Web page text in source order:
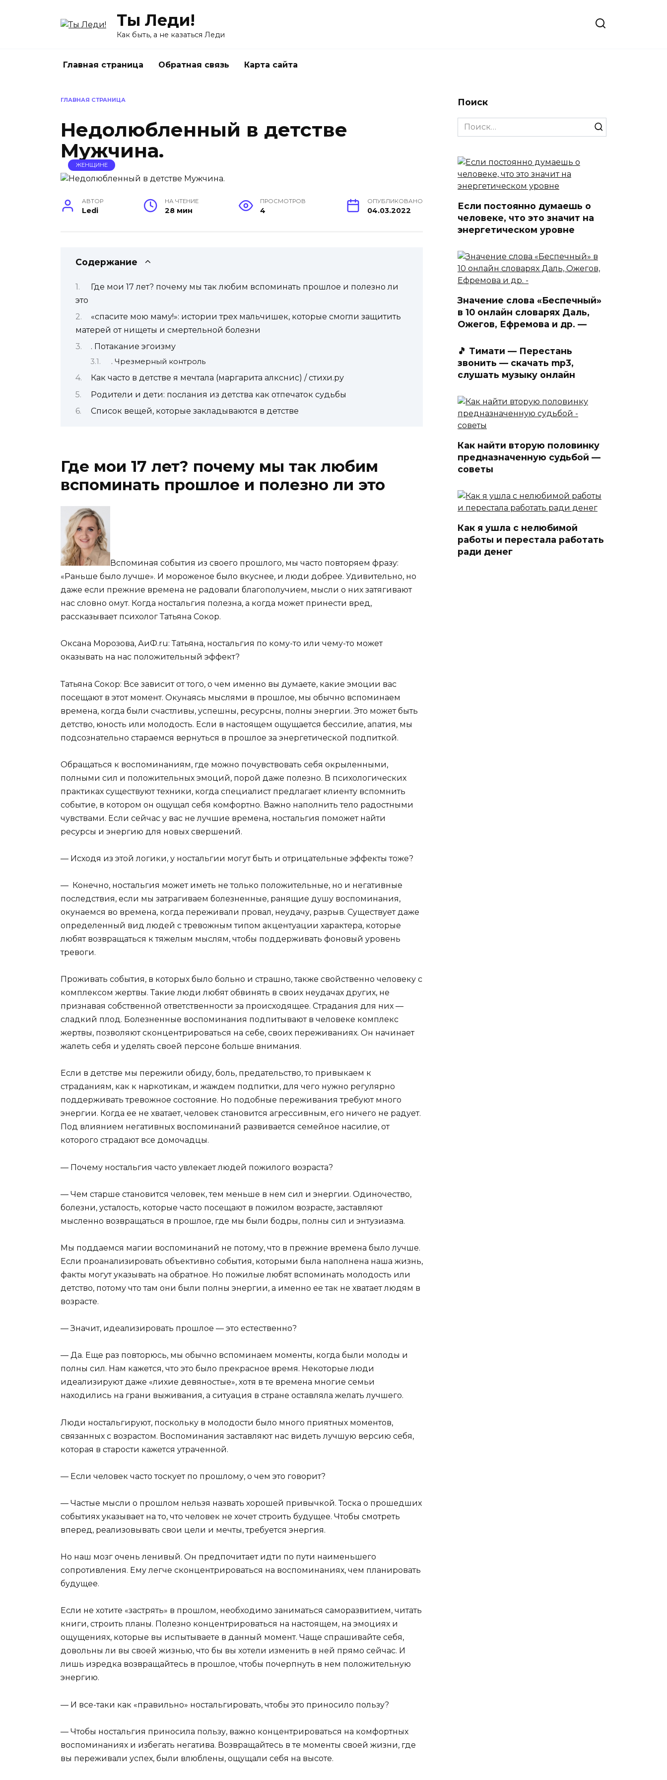
Ты Леди!
Как быть, а не казаться Леди
Главная страница Обратная связь Карта сайта
ГЛАВНАЯ СТРАНИЦА
Недолюбленный в детстве
Мужчина.
ЖЕНЩИНЕ
АВТОР
Ledi
НА ЧТЕНИЕ
28 мин
ПРОСМОТРОВ
4
ОПУБЛИКОВАНО
04.03.2022
Содержание
Где мои 17 лет? почему мы так любим вспоминать прошлое и полезно ли
это
«спасите мою маму!»: истории трех мальчишек, которые смогли защитить
матерей от нищеты и смертельной болезни
. Потакание эгоизму
. Чрезмерный контроль
Как часто в детстве я мечтала (маргарита алкснис) / стихи.ру
Родители и дети: послания из детства как отпечаток судьбы
Список вещей, которые закладываются в детстве
Где мои 17 лет? почему мы так любим
вспоминать прошлое и полезно ли это
Вспоминая события из своего прошлого, мы часто повторяем фразу:
«Раньше было лучше». И мороженое было вкуснее, и люди добрее. Удивительно, но
даже если прежние времена не радовали благополучием, мысли о них затягивают
нас словно омут. Когда ностальгия полезна, а когда может принести вред,
рассказываетпсихолог Татьяна Сокор.
Оксана Морозова, АиФ.ru: Татьяна, ностальгия по кому-то или чему-то может
оказывать на нас положительный эффект?
Татьяна Сокор: Все зависит от того, о чем именно вы думаете, какие эмоции вас
посещают в этот момент. Окунаясь мыслями в прошлое, мы обычно вспоминаем
времена, когда были счастливы, успешны, ресурсны, полны энергии. Это может быть
детство, юность или молодость. Если в настоящем ощущается бессилие, апатия, мы
подсознательно стараемся вернуться в прошлое за энергетической подпиткой.
Обращаться к воспоминаниям, где можно почувствовать себя окрыленными,
полными сил и положительных эмоций, порой даже полезно. В психологических
практиках существуют техники, когда специалист предлагает клиенту вспомнить
событие, в котором он ощущал себя комфортно. Важно наполнить тело радостными
чувствами. Если сейчас у вас не лучшие времена, ностальгия поможет найти
ресурсы и энергию для новых свершений.
— Исходя из этой логики, у ностальгии могут быть и отрицательные эффекты тоже?
— Конечно, ностальгия может иметь не только положительные, но и негативные
последствия, если мы затрагиваем болезненные, ранящие душу воспоминания,
окунаемся во времена, когда переживали провал, неудачу, разрыв. Существует даже
определенный вид людей с тревожным типом акцентуации характера, которые
любят возвращаться к тяжелым мыслям, чтобы поддерживать фоновый уровень
тревоги.
Проживать события, в которых было больно и страшно, также свойственно человеку с
комплексом жертвы. Такие люди любят обвинять в своих неудачах других, не
признавая собственной ответственности за происходящее. Страдания для них —
сладкий плод. Болезненные воспоминания подпитывают в человеке комплекс
жертвы, позволяют сконцентрироваться на себе, своих переживаниях. Он начинает
жалеть себя и уделять своей персоне больше внимания.
Если в детстве мы пережили обиду, боль, предательство, то привыкаем к
страданиям, как к наркотикам, и жаждем подпитки, для чего нужно регулярно
поддерживать тревожное состояние. Но подобные переживания требуют много
энергии. Когда ее не хватает, человек становится агрессивным, его ничего не радует.
Под влиянием негативных воспоминаний развивается семейное насилие, от
которого страдают все домочадцы.
— Почему ностальгия часто увлекает людей пожилого возраста?
— Чем старше становится человек, тем меньше в нем сил и энергии. Одиночество,
болезни, усталость, которые часто посещают в пожилом возрасте, заставляют
мысленно возвращаться в прошлое, где мы были бодры, полны сил и энтузиазма.
Мы поддаемся магии воспоминаний не потому, что в прежние времена было лучше.
Если проанализировать объективно события, которыми была наполнена наша жизнь,
факты могут указывать на обратное. Но пожилые любят вспоминать молодость или
детство, потому что там они были полны энергии, а именно ее так не хватает людям в
возрасте.
— Значит, идеализировать прошлое — это естественно?
— Да. Еще раз повторюсь, мы обычно вспоминаем моменты, когда были молоды и
полны сил. Нам кажется, что это было прекрасное время. Некоторые люди
идеализируют даже «лихие девяностые», хотя в те времена многие семьи
находились на грани выживания, а ситуация в стране оставляла желать лучшего.
Люди ностальгируют, поскольку в молодости было много приятных моментов,
связанных с возрастом. Воспоминания заставляют нас видеть лучшую версию себя,
которая в старости кажется утраченной.
— Если человек часто тоскует по прошлому, о чем это говорит?
— Частые мысли о прошлом нельзя назвать хорошей привычкой. Тоска о прошедших
событиях указывает на то, что человек не хочет строить будущее. Чтобы смотреть
вперед, реализовывать свои цели и мечты, требуется энергия.
Но наш мозг очень ленивый. Он предпочитает идти по пути наименьшего
сопротивления. Ему легче сконцентрироваться на воспоминаниях, чем планировать
будущее.
Если не хотите «застрять» в прошлом, необходимо заниматься саморазвитием, читать
книги, строить планы. Полезно концентрироваться на настоящем, на эмоциях и
ощущениях, которые вы испытываете в данный момент. Чаще спрашивайте себя,
довольны ли вы своей жизнью, что бы вы хотели изменить в ней прямо сейчас. И
лишь изредка возвращайтесь в прошлое, чтобы почерпнуть в нем положительную
энергию.
— И все-таки как «правильно» ностальгировать, чтобы это приносило пользу?
— Чтобы ностальгия приносила пользу, важно концентрироваться на комфортных
воспоминаниях и избегать негатива. Возвращайтесь в те моменты своей жизни, где
вы переживали успех, были влюблены, ощущали себя на высоте.
Поиск
Search
for:
Если постоянно думаешь о
человеке, что это значит на
энергетическом уровне
Значение слова «Беспечный»
в 10 онлайн словарях Даль,
Ожегов, Ефремова и др. —
🎵 Тимати — Перестань
звонить — скачать mp3,
слушать музыку онлайн
Как найти вторую половинку
предназначенную судьбой —
советы
Как я ушла с нелюбимой
работы и перестала работать
ради денег